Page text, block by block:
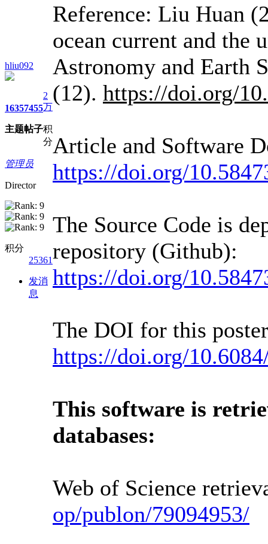
hliu092
1635
主题
7455
帖子
2
万
积
分
管理员
Director
积分
25361
发消
息
Reference: Liu Huan
ocean current and the
Astronomy and Earth
(12). https://doi.org/
Article and Software
https://doi.org/
The Source Code is
repository (Github):
https://doi.org/
The DOI for this
https://doi.org/
This software is
databases:
Web of Science
op/publon/79094953/